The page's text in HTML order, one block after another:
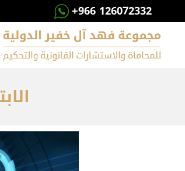
+966 126072332